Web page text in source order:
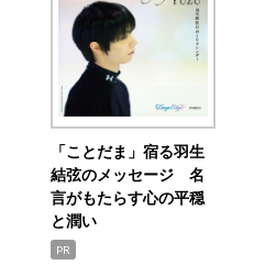
「ことだま」宿る羽生
結弦のメッセージ 名
言がもたらす心の平穏
と潤い
PR